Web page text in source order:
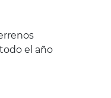
el año